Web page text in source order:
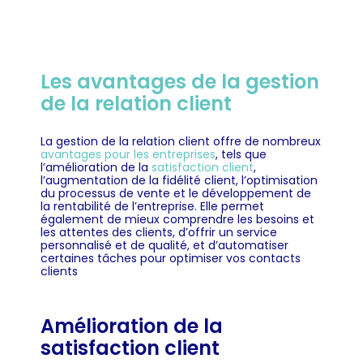
Les avantages de la gestion
de la relation client
La gestion de la relation client offre de nombreux
avantages pour les entreprises, tels que
l’amélioration de la satisfaction client,
l’augmentation de la fidélité client, l’optimisation
du processus de vente et le développement de
la rentabilité de l’entreprise. Elle permet
également de mieux comprendre les besoins et
les attentes des clients, d’offrir un service
personnalisé et de qualité, et d’automatiser
certaines tâches pour optimiser vos contacts
clients
Amélioration de la
satisfaction client